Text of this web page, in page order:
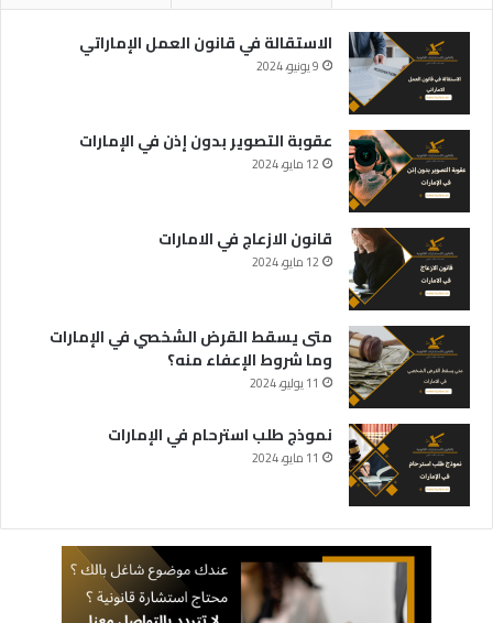
الاستقالة في قانون العمل الإماراتي
9 يونيو، 2024
عقوبة التصوير بدون إذن في الإمارات
12 مايو، 2024
قانون الازعاج في الامارات
12 مايو، 2024
متى يسقط القرض الشخصي في الإمارات
وما شروط الإعفاء منه؟
11 يوليو، 2024
نموذج طلب استرحام في الإمارات
11 مايو، 2024